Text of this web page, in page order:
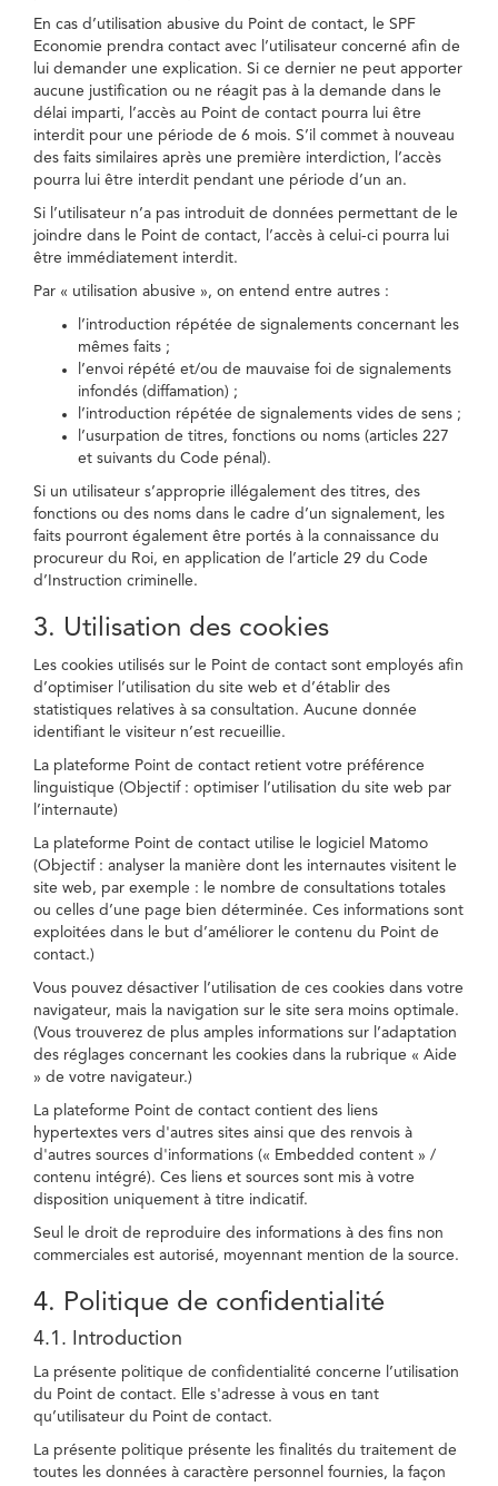
En cas d’utilisation abusive du Point de contact, le SPF
Economie prendra contact avec l’utilisateur concerné afin de
lui demander une explication. Si ce dernier ne peut apporter
aucune justification ou ne réagit pas à la demande dans le
délai imparti, l’accès au Point de contact pourra lui être
interdit pour une période de 6 mois. S’il commet à nouveau
des faits similaires après une première interdiction, l’accès
pourra lui être interdit pendant une période d’un an.
Si l’utilisateur n’a pas introduit de données permettant de le
joindre dans le Point de contact, l’accès à celui-ci pourra lui
être immédiatement interdit.
Par « utilisation abusive », on entend entre autres :
l’introduction répétée de signalements concernant les
mêmes faits ;
l’envoi répété et/ou de mauvaise foi de signalements
infondés (diffamation) ;
l’introduction répétée de signalements vides de sens ;
l’usurpation de titres, fonctions ou noms (articles 227
et suivants du Code pénal).
Si un utilisateur s’approprie illégalement des titres, des
fonctions ou des noms dans le cadre d’un signalement, les
faits pourront également être portés à la connaissance du
procureur du Roi, en application de l’article 29 du Code
d’Instruction criminelle.
3. Utilisation des cookies
Les cookies utilisés sur le Point de contact sont employés afin
d’optimiser l’utilisation du site web et d’établir des
statistiques relatives à sa consultation. Aucune donnée
identifiant le visiteur n’est recueillie.
La plateforme Point de contact retient votre préférence
linguistique (Objectif : optimiser l’utilisation du site web par
l’internaute)
La plateforme Point de contact utilise le logiciel Matomo
(Objectif : analyser la manière dont les internautes visitent le
site web, par exemple : le nombre de consultations totales
ou celles d’une page bien déterminée. Ces informations sont
exploitées dans le but d’améliorer le contenu du Point de
contact.)
Vous pouvez désactiver l’utilisation de ces cookies dans votre
navigateur, mais la navigation sur le site sera moins optimale.
(Vous trouverez de plus amples informations sur l’adaptation
des réglages concernant les cookies dans la rubrique « Aide
» de votre navigateur.)
La plateforme Point de contact contient des liens
hypertextes vers d'autres sites ainsi que des renvois à
d'autres sources d'informations (« Embedded content » /
contenu intégré). Ces liens et sources sont mis à votre
disposition uniquement à titre indicatif.
Seul le droit de reproduire des informations à des fins non
commerciales est autorisé, moyennant mention de la source.
4. Politique de confidentialité
4.1. Introduction
La présente politique de confidentialité concerne l’utilisation
du Point de contact. Elle s'adresse à vous en tant
qu’utilisateur du Point de contact.
La présente politique présente les finalités du traitement de
toutes les données à caractère personnel fournies, la façon